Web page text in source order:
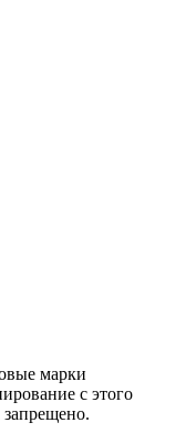
марки
с этого
запрещено.